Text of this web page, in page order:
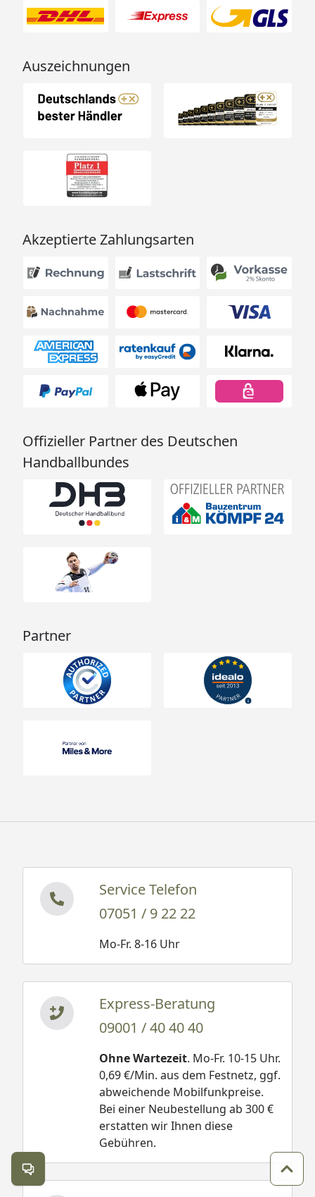
Auszeichnungen
Akzeptierte Zahlungsarten
Offizieller Partner des Deutschen
Handballbundes
Partner
Service Telefon
07051 / 9 22 22
Mo-Fr. 8-16 Uhr
Express-Beratung
09001 / 40 40 40
Ohne Wartezeit. Mo-Fr. 10-15 Uhr.
0,69 €/Min. aus dem Festnetz, ggf.
abweichende Mobilfunkpreise.
Bei einer Neubestellung ab 300 €
erstatten wir Ihnen diese
Gebühren.
Kontakt öffnen